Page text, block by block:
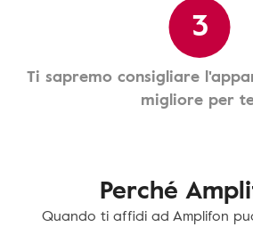
3
Ti sapremo consigliare
migliore per
Perché
Quando ti affidi ad Amplifon